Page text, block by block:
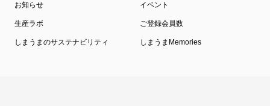
お知らせ イベント
生産ラボ ご登録会員数
しまうまのサステナビリティ しまうまMemories